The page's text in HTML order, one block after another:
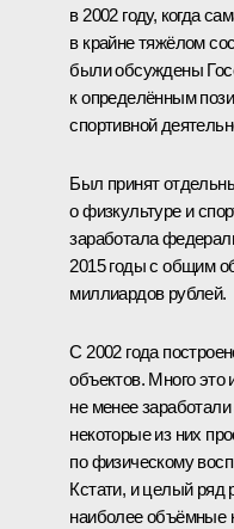
в 2002 году, когда
в крайне тяжёлом
были обсуждены
к определённым
спортивной
Был принят
о физкультуре и
заработала
2015 годы с общим
миллиардов рублей.
С 2002 года
объектов. Много
не менее
некоторые из них
по физическому
Кстати, и целый ряд
наиболее объёмные